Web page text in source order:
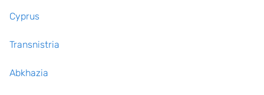
Cyprus
Transnistria
Abkhazia